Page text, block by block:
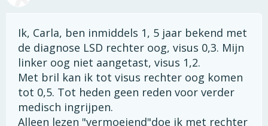
Ik, Carla, ben inmiddels 1, 5 jaar bekend met
de diagnose LSD rechter oog, visus 0,3. Mijn
linker oog niet aangetast, visus 1,2.
Met bril kan ik tot visus rechter oog komen
tot 0,5. Tot heden geen reden voor verder
medisch ingrijpen.
Alleen lezen "vermoeiend"doe ik met rechter